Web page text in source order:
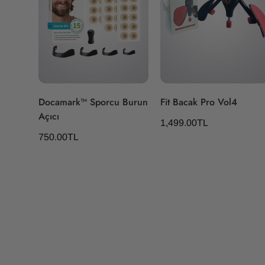
Hızlı Ekle
Docamark™ Sporcu Burun
Açıcı
Normal
750.00TL
Hızlı Ekle
Fit Bacak Pro Vol4
Normal
1,499.00TL